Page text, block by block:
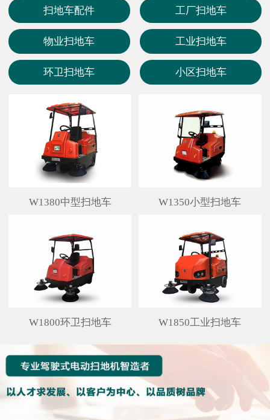
扫地车配件 工厂扫地车
物业扫地车 工业扫地车
环卫扫地车 小区扫地车
W1380中型扫地车 W1350小型扫地车
W1800环卫扫地车 W1850工业扫地车